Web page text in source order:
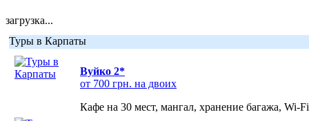
загрузка...
Туры в Карпаты
Вуйко 2*
от 700 грн. на двоих
Кафе на 30 мест, мангал, хранение багажа, Wi-